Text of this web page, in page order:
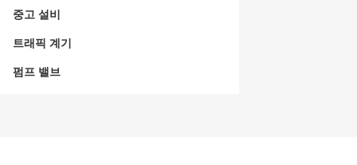
중고 설비
트래픽 계기
펌프 밸브